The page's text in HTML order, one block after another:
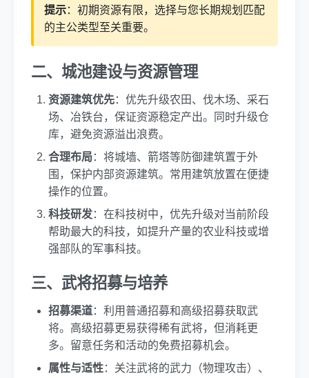
提示：初期资源有限，选择与您长期规划匹配
的主公类型至关重要。
二、城池建设与资源管理
资源建筑优先：优先升级农田、伐木场、采石
场、冶铁台，保证资源稳定产出。同时升级仓
库，避免资源溢出浪费。
合理布局：将城墙、箭塔等防御建筑置于外
围，保护内部资源建筑。常用建筑放置在便捷
操作的位置。
科技研发：在科技树中，优先升级对当前阶段
帮助最大的科技，如提升产量的农业科技或增
强部队的军事科技。
三、武将招募与培养
招募渠道：利用普通招募和高级招募获取武
将。高级招募更易获得稀有武将，但消耗更
多。留意任务和活动的免费招募机会。
属性与适性：关注武将的武力（物理攻击）、